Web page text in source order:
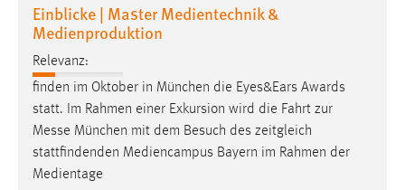
Einblicke | Master Medientechnik &
Medienproduktion
Relevanz:
finden im Oktober in München die Eyes&Ears Awards
statt. Im Rahmen einer Exkursion wird die Fahrt zur
Messe München mit dem Besuch des zeitgleich
stattfindenden Mediencampus Bayern im Rahmen der
Medientage
Performance
Name:
staticfilecache
Zweck:
Für performante Seitenauslieferung wird in diesem Cookie
gespeichert, ob man eingeloggt ist.